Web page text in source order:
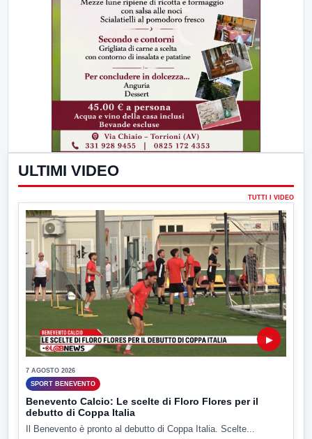
ULTIMI VIDEO
TUTTI I VIDEO
▶
7 AGOSTO 2026
SPORT BENEVENTO
Benevento Calcio: Le scelte di Floro Flores per il
debutto di Coppa Italia
Il Benevento è pronto al debutto di Coppa Italia. Scelte...